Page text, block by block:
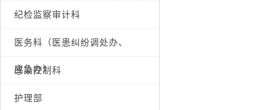
纪检监察审计科
医务科（医患纠纷调处办、
应急办）
感染控制科
护理部